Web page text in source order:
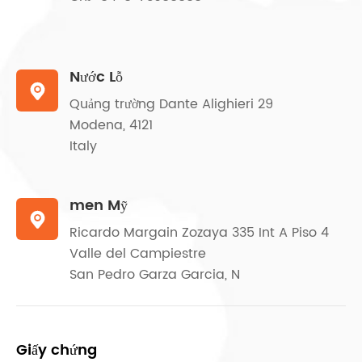

Nước Lỗ
Quảng trường Dante Alighieri 29
Modena, 4121
Italy

men Mỹ
Ricardo Margain Zozaya 335 Int A Piso 4
Valle del Campiestre
San Pedro Garza Garcia, N
Giấy chứng